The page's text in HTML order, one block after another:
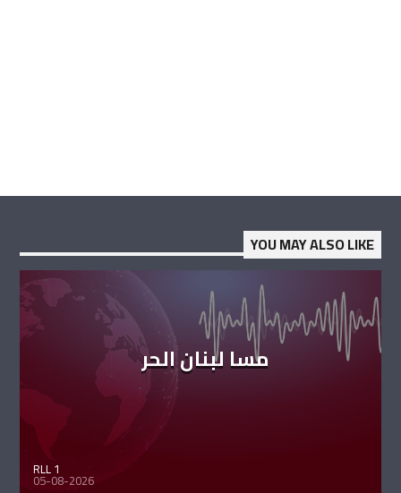
YOU MAY ALSO LIKE
مسا لبنان الحر
RLL 1
05-08-2026